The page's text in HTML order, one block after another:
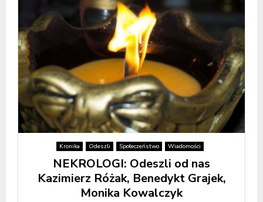
Kronika Odeszli Społeczeństwo Wiadomości
NEKROLOGI: Odeszli od nas
Kazimierz Różak, Benedykt Grajek,
Monika Kowalczyk